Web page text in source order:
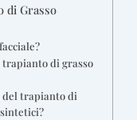
di Grasso
di grasso
del trapianto di